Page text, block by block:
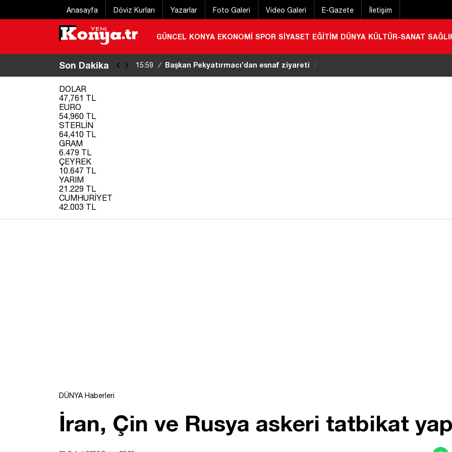
Anasayfa Döviz Kurları Yazarlar Foto Galeri Video Galeri E-Gazete İletişim
GÜNCEL KONYA EKONOMİ SPOR SİYASET EĞİTİM DÜNYA KÜLTÜR-SANAT
Son Dakika 15:23 / Başkan Altay Genç KOMEK’te öğrencilerin heyecanına ortak oldu!
DOLAR
47,761 TL
EURO
54,960 TL
STERLİN
64,410 TL
GRAM
6.479 TL
ÇEYREK
10.647 TL
YARIM
21.229 TL
CUMHURİYET
42.003 TL
DÜNYA Haberleri
İran, Çin ve Rusya askeri tatbikat